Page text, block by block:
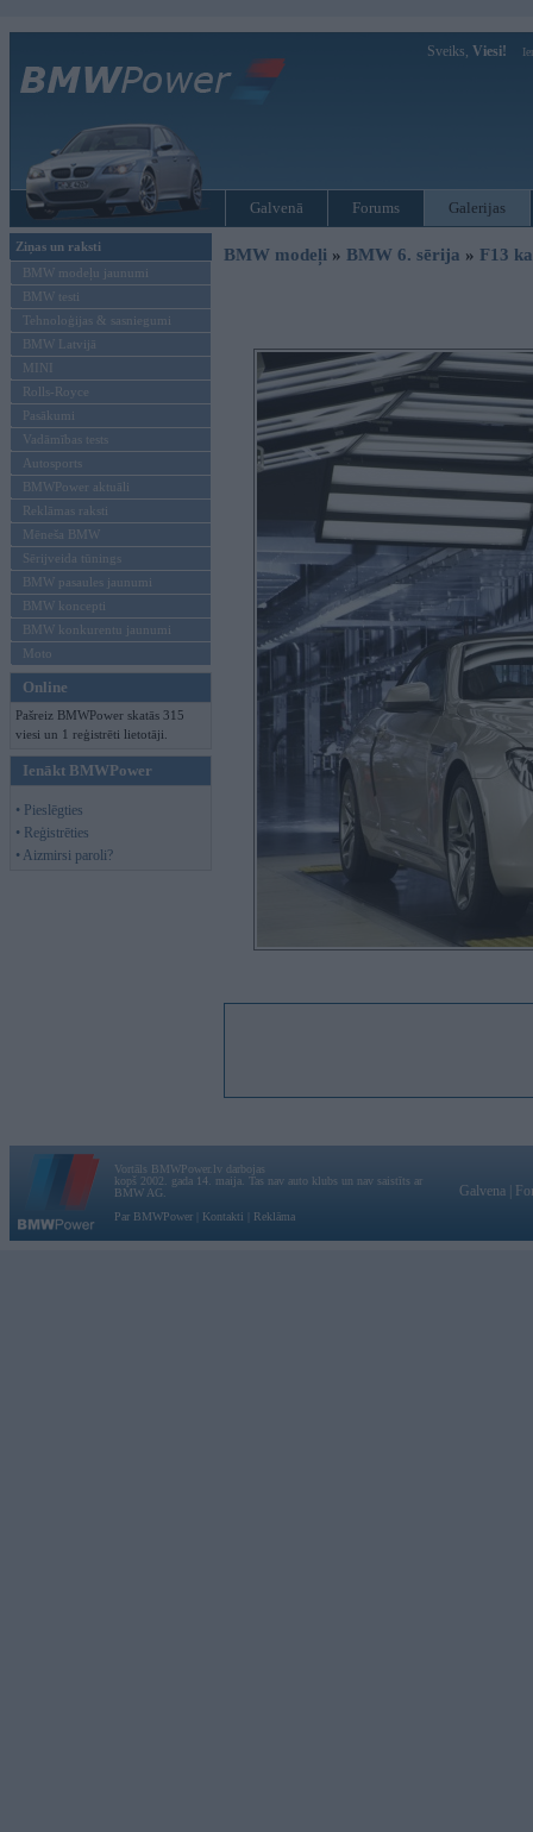
Sveiks, Viesi!
Galvenā Forums Galerijas
Ziņas un raksti
BMW modeļu jaunumi
BMW testi
Tehnoloģijas & sasniegumi
BMW Latvijā
MINI
Rolls-Royce
Pasākumi
Vadāmības tests
Autosports
BMWPower aktuāli
Reklāmas raksti
Mēneša BMW
Sērijveida tūnings
BMW pasaules jaunumi
BMW koncepti
BMW konkurentu jaunumi
Moto
Online
Pašreiz BMWPower skatās 315
viesi un 1 reģistrēti lietotāji.
Ienākt BMWPower
• Pieslēgties
• Reģistrēties
• Aizmirsi paroli?
BMW modeļi » BMW 6. sērija » F13
Vortāls BMWPower.lv darbojas
kopš 2002. gada 14. maija. Tas nav auto klubs un nav saistīts ar
BMW AG.
Par BMWPower
Kontakti Reklāma
Galvena